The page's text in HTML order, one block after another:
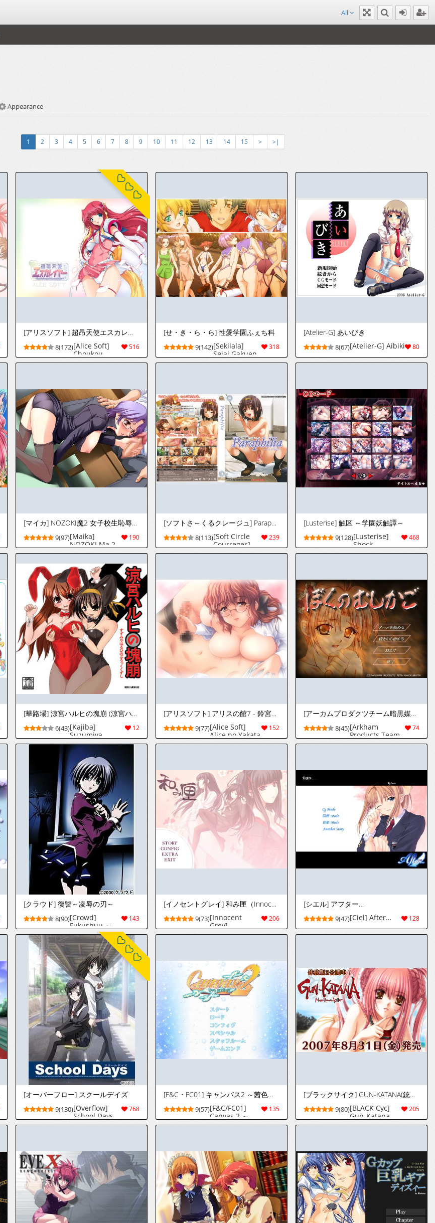
All
Appearance
1 2 3 4 5 6 7 8 9 10 11 12 13 14 15 > >|
[アリスソフト] 超昂天使エスカレイヤー
516
8(172)[Alice Soft]
Choukou
Tenshi
[せ・き・ら・ら] 性愛学園ふぇち科
318
9(142)[Sekilala]
Seiai Gakuen
Fechika
[Atelier-G] あいびき
80
8(67)[Atelier-G] Aibiki
[マイカ] NOZOKI魔2 女子校生恥辱のアングル
190
9(97)[Maika]
NOZOKI Ma 2 -
Joshikousei
Angle
[ソフトさ～くるクレージュ] Paraphilia ～ペット志願～
239
8(113)[Soft Circle
Courreges]
Paraphilia ～
[Lusterise] 触区 ～学園妖触譚～
468
9(128)[Lusterise]
Shock
~Gakuen
[華路場] 涼宮ハルヒの塊崩 (涼宮ハルヒの憂鬱)
12
6(43)[Kajiba]
Suzumiya
Haruhi no Block
Kuzushi
(Suzumiya
Haruhi no
Yuuutsu)
[アリスソフト] アリスの館7 - 鈴宮刑務娼館-
152
9(77)[Alice Soft]
Alice no Yakata
7 - Suzumiya
[アーカムプロダクツチーム暗黒媒体] ぼくのむしかご
74
8(45)[Arkham
Products Team
Ankoku Baitai]
[クラウド] 復讐～凌辱の刃～
143
8(90)[Crowd]
Fukushuu ～
Ryojoku no
Yaiba ～
[イノセントグレイ] 和み匣（InnocentGreyファンディスク）
206
9(73)[Innocent
Grey]
Nagomibako
[シエル] アフター…
128
9(47)[Ciel] After…
[オーバーフロー] スクールデイズ
768
9(130)[Overflow]
School Days
[F&C・FC01] キャンバス2 ～茜色のパレット～
135
9(57)[F&C/FC01]
Canvas 2 ～
Akane-iro no
[ブラックサイク] GUN-KATANA(銃刀)-NonHumanKiller-
205
9(80)[BLACK Cyc]
Gun-Katana -
Non-human